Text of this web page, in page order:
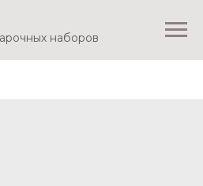
наборов